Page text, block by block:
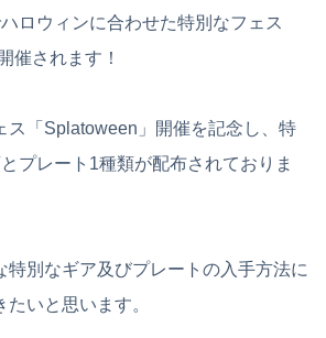
ロウィンに合わせた特別なフェス
催されます！
ス「Splatoween」開催を記念し、特
プレート1種類が配布されておりま
特別なギア及びプレートの入手方法に
いと思います。